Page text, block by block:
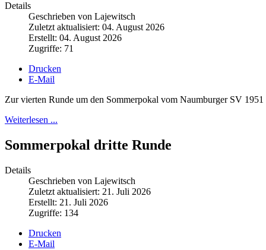
Details
Geschrieben von Lajewitsch
Zuletzt aktualisiert: 04. August 2026
Erstellt: 04. August 2026
Zugriffe: 71
Drucken
E-Mail
Zur vierten Runde um den Sommerpokal vom Naumburger SV
Weiterlesen ...
Sommerpokal dritte Runde
Details
Geschrieben von Lajewitsch
Zuletzt aktualisiert: 21. Juli 2026
Erstellt: 21. Juli 2026
Zugriffe: 134
Drucken
E-Mail